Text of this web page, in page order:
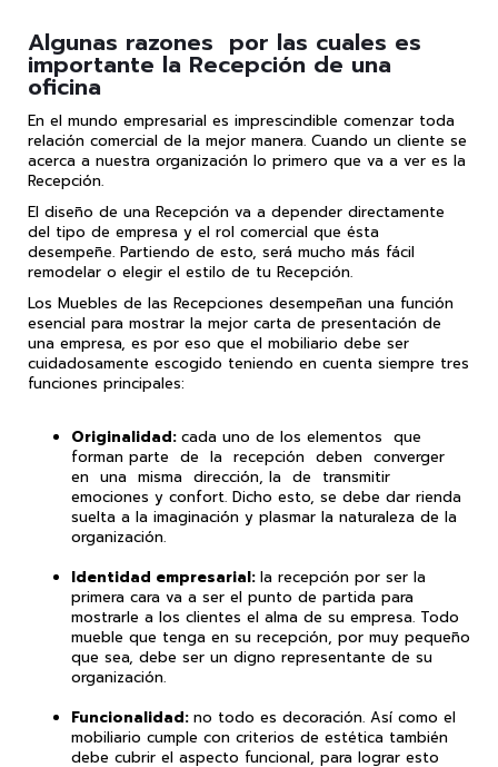
Algunas razones por las cuales es
importante la Recepción de una
oficina
En el mundo empresarial es imprescindible comenzar toda
relación comercial de la mejor manera. Cuando un cliente se
acerca a nuestra organización lo primero que va a ver es la
Recepción.
El diseño de una Recepción va a depender directamente
del tipo de empresa y el rol comercial que ésta
desempeñe. Partiendo de esto, será mucho más fácil
remodelar o elegir el estilo de tu Recepción.
Los Muebles de las Recepciones desempeñan una función
esencial para mostrar la mejor carta de presentación de
una empresa, es por eso que el mobiliario debe ser
cuidadosamente escogido teniendo en cuenta siempre tres
funciones principales:
Originalidad: cada uno de los elementos que
forman parte de la recepción deben converger
en una misma dirección, la de transmitir
emociones y confort. Dicho esto, se debe dar rienda
suelta a la imaginación y plasmar la naturaleza de la
organización.
Identidad empresarial: la recepción por ser la
primera cara va a ser el punto de partida para
mostrarle a los clientes el alma de su empresa. Todo
mueble que tenga en su recepción, por muy pequeño
que sea, debe ser un digno representante de su
organización.
Funcionalidad: no todo es decoración. Así como el
mobiliario cumple con criterios de estética también
debe cubrir el aspecto funcional, para lograr esto